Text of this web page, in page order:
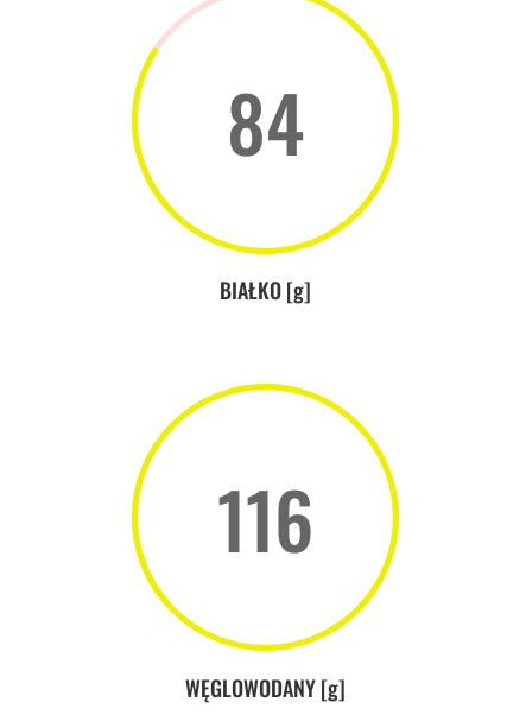
84
BIAŁKO [g]
116
WĘGLOWODANY [g]